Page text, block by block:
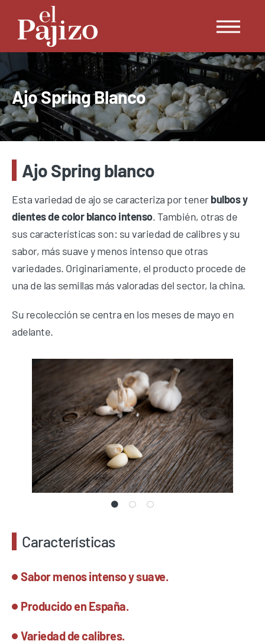
Ajo Spring Blanco
Ajo Spring blanco
Esta variedad de ajo se caracteriza por tenerbulbos y
dientes de color blanco intenso. También, otras de
sus características son: su variedad de calibres y su
sabor, más suave y menos intenso que otras
variedades. Originariamente, el producto procede de
una de las semillas más valoradas del sector, la china.
Su recolección se centra en los meses de mayo en
adelante.
Características
Sabor menos intenso y suave.
Producido en España.
Variedad de calibres.